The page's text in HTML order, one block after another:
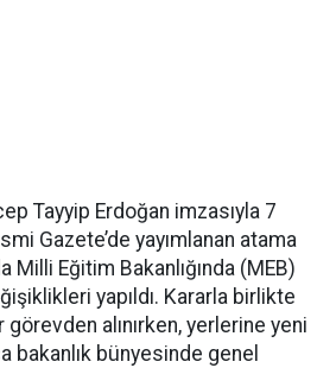
Tayyip Erdoğan imzasıyla 7
Gazete’de yayımlanan atama
Milli Eğitim Bakanlığında (MEB)
yapıldı. Kararla birlikte
alınırken, yerlerine yeni
bakanlık bünyesinde genel